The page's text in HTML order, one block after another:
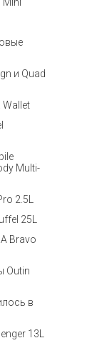
и Quad
Wallet
Multi-
2.5L
25L
Bravo
Outin
в
13L